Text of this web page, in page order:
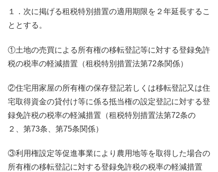
１．次に掲げる租税特別措置の適用期限を２年延長するこ
ととする。
①土地の売買による所有権の移転登記等に対する登録免許
税の税率の軽減措置（租税特別措置法第72条関係）
②住宅用家屋の所有権の保存登記若しくは移転登記又は住
宅取得資金の貸付け等に係る抵当権の設定登記に対する登
録免許税の税率の軽減措置（租税特別措置法第72条の
２、第73条、第75条関係）
③利用権設定等促進事業により農用地等を取得した場合の
所有権の移転登記に対する登録免許税の税率の軽減措置